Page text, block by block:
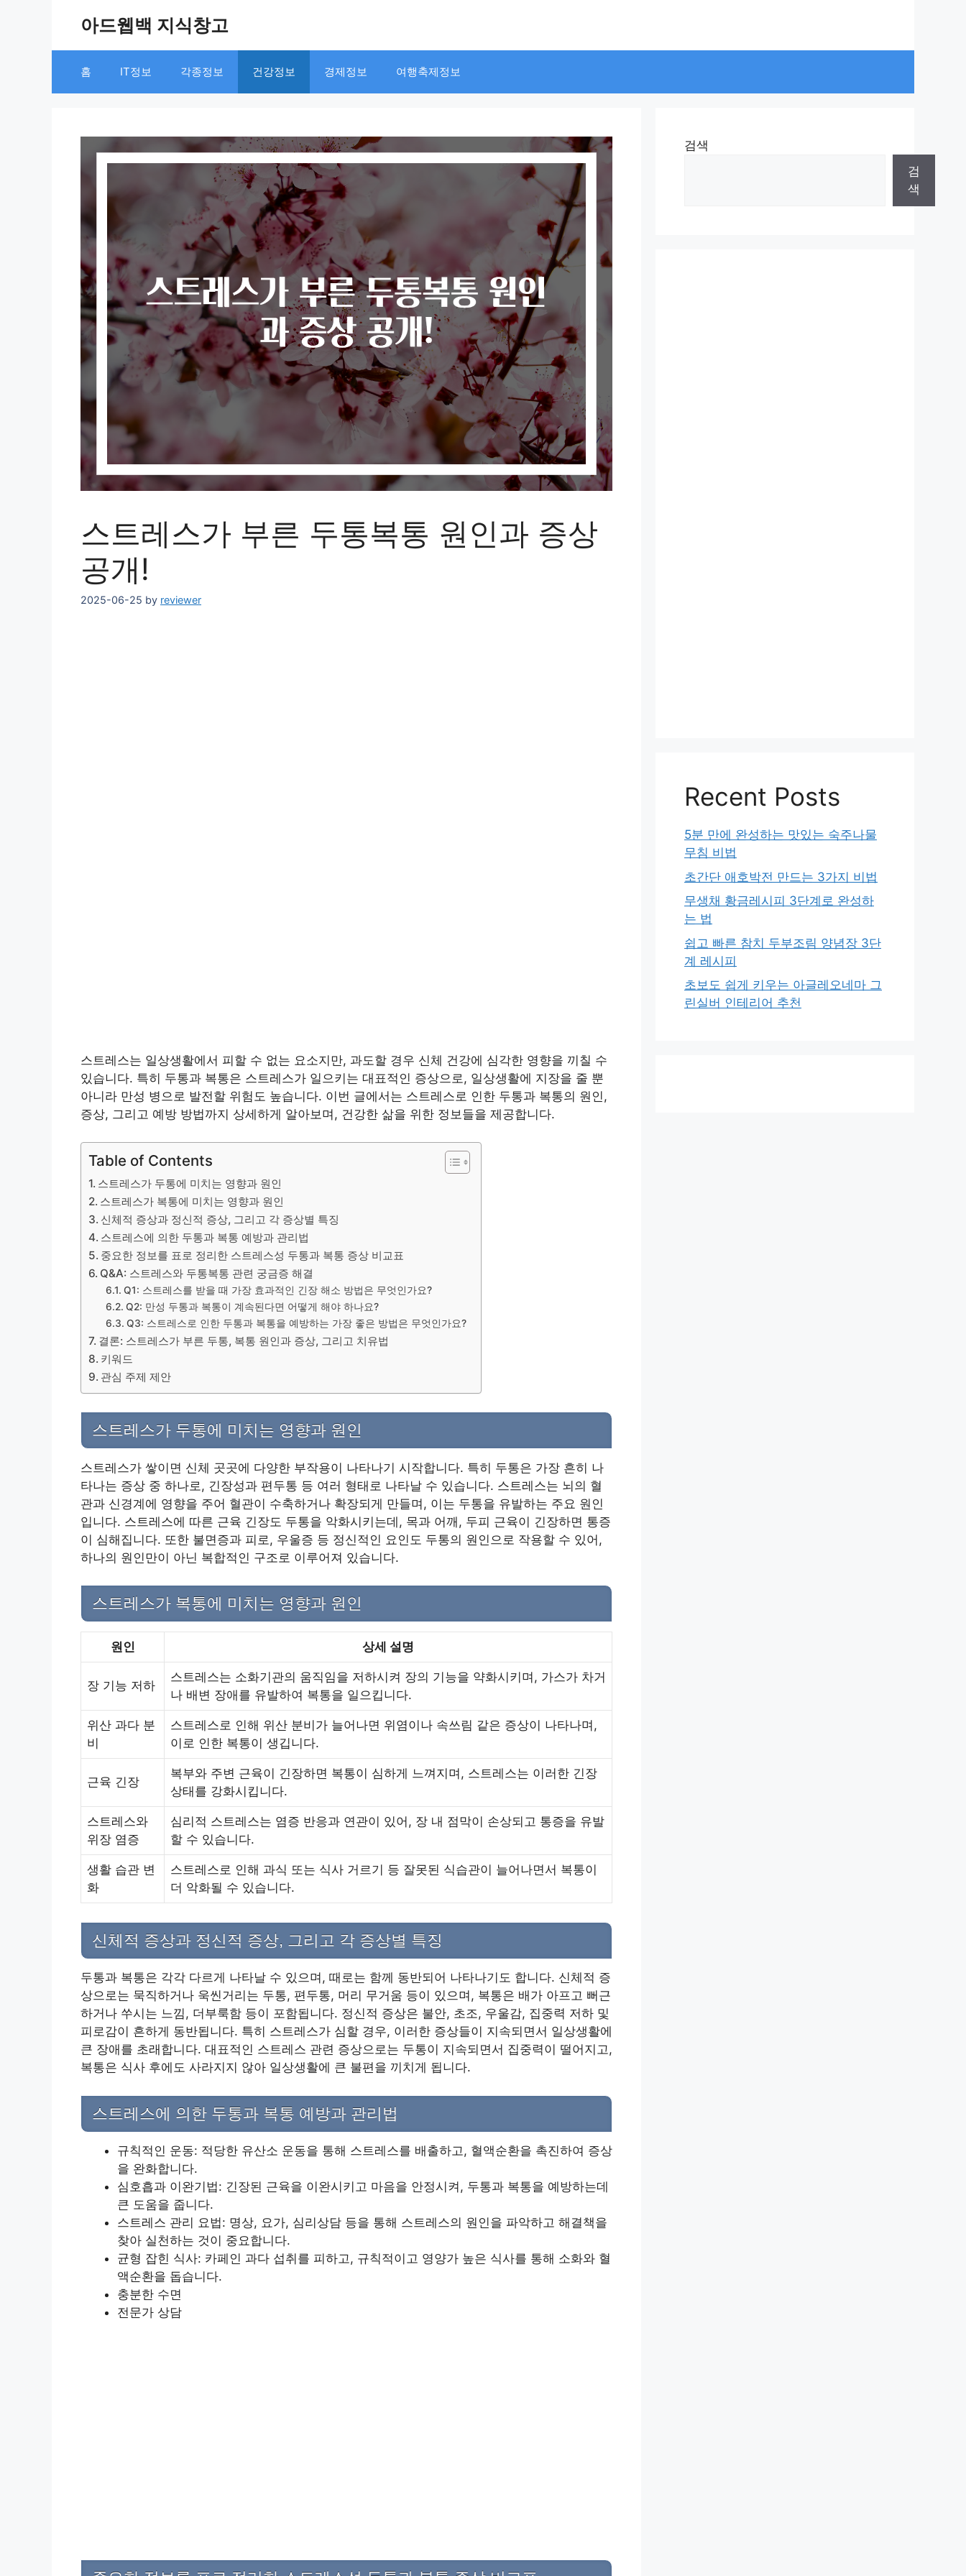
아드웹백 지식창고
홈 IT정보 각종정보 건강정보 경제정보 여행축제정보
스트레스가 부른 두통복통 원인과 증상
공개!
2025-06-25 by reviewer
스트레스는 일상생활에서 피할 수 없는 요소지만, 과도할 경우 신체 건강에 심각한 영향을 끼칠 수
있습니다. 특히 두통과 복통은 스트레스가 일으키는 대표적인 증상으로, 일상생활에 지장을 줄 뿐
아니라 만성 병으로 발전할 위험도 높습니다. 이번 글에서는 스트레스로 인한 두통과 복통의 원인,
증상, 그리고 예방 방법까지 상세하게 알아보며, 건강한 삶을 위한 정보들을 제공합니다.
Table of Contents
스트레스가 두통에 미치는 영향과 원인
스트레스가 복통에 미치는 영향과 원인
신체적 증상과 정신적 증상, 그리고 각 증상별 특징
스트레스에 의한 두통과 복통 예방과 관리법
중요한 정보를 표로 정리한 스트레스성 두통과 복통 증상 비교표
Q&A: 스트레스와 두통복통 관련 궁금증 해결
Q1: 스트레스를 받을 때 가장 효과적인 긴장 해소 방법은 무엇인가요?
Q2: 만성 두통과 복통이 계속된다면 어떻게 해야 하나요?
Q3: 스트레스로 인한 두통과 복통을 예방하는 가장 좋은 방법은 무엇인가요?
결론: 스트레스가 부른 두통, 복통 원인과 증상, 그리고 치유법
키워드
관심 주제 제안
스트레스가 두통에 미치는 영향과 원인
스트레스가 쌓이면 신체 곳곳에 다양한 부작용이 나타나기 시작합니다. 특히 두통은 가장 흔히 나
타나는 증상 중 하나로, 긴장성과 편두통 등 여러 형태로 나타날 수 있습니다. 스트레스는 뇌의 혈
관과 신경계에 영향을 주어 혈관이 수축하거나 확장되게 만들며, 이는 두통을 유발하는 주요 원인
입니다. 스트레스에 따른 근육 긴장도 두통을 악화시키는데, 목과 어깨, 두피 근육이 긴장하면 통증
이 심해집니다. 또한 불면증과 피로, 우울증 등 정신적인 요인도 두통의 원인으로 작용할 수 있어,
하나의 원인만이 아닌 복합적인 구조로 이루어져 있습니다.
스트레스가 복통에 미치는 영향과 원인
원인 상세 설명
장 기능 저하
스트레스는 소화기관의 움직임을 저하시켜 장의 기능을 약화시키며, 가스가 차거
나 배변 장애를 유발하여 복통을 일으킵니다.
위산 과다 분
비
스트레스로 인해 위산 분비가 늘어나면 위염이나 속쓰림 같은 증상이 나타나며,
이로 인한 복통이 생깁니다.
근육 긴장
복부와 주변 근육이 긴장하면 복통이 심하게 느껴지며, 스트레스는 이러한 긴장
상태를 강화시킵니다.
스트레스와
위장 염증
심리적 스트레스는 염증 반응과 연관이 있어, 장 내 점막이 손상되고 통증을 유발
할 수 있습니다.
생활 습관 변
화
스트레스로 인해 과식 또는 식사 거르기 등 잘못된 식습관이 늘어나면서 복통이
더 악화될 수 있습니다.
신체적 증상과 정신적 증상, 그리고 각 증상별 특징
두통과 복통은 각각 다르게 나타날 수 있으며, 때로는 함께 동반되어 나타나기도 합니다. 신체적 증
상으로는 묵직하거나 욱씬거리는 두통, 편두통, 머리 무거움 등이 있으며, 복통은 배가 아프고 뻐근
하거나 쑤시는 느낌, 더부룩함 등이 포함됩니다. 정신적 증상은 불안, 초조, 우울감, 집중력 저하 및
피로감이 흔하게 동반됩니다. 특히 스트레스가 심할 경우, 이러한 증상들이 지속되면서 일상생활에
큰 장애를 초래합니다. 대표적인 스트레스 관련 증상으로는 두통이 지속되면서 집중력이 떨어지고,
복통은 식사 후에도 사라지지 않아 일상생활에 큰 불편을 끼치게 됩니다.
스트레스에 의한 두통과 복통 예방과 관리법
규칙적인 운동: 적당한 유산소 운동을 통해 스트레스를 배출하고, 혈액순환을 촉진하여 증상
을 완화합니다.
심호흡과 이완기법: 긴장된 근육을 이완시키고 마음을 안정시켜, 두통과 복통을 예방하는데
큰 도움을 줍니다.
스트레스 관리 요법: 명상, 요가, 심리상담 등을 통해 스트레스의 원인을 파악하고 해결책을
찾아 실천하는 것이 중요합니다.
균형 잡힌 식사: 카페인 과다 섭취를 피하고, 규칙적이고 영양가 높은 식사를 통해 소화와 혈
액순환을 돕습니다.
충분한 수면
전문가 상담
검색
검
색
Recent Posts
5분 만에 완성하는 맛있는 숙주나물
무침 비법
초간단 애호박전 만드는 3가지 비법
무생채 황금레시피 3단계로 완성하
는 법
쉽고 빠른 참치 두부조림 양념장 3단
계 레시피
초보도 쉽게 키우는 아글레오네마 그
린실버 인테리어 추천